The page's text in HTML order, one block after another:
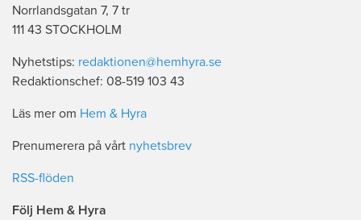
Norrlandsgatan 7, 7 tr
111 43 STOCKHOLM
Nyhetstips: redaktionen@hemhyra.se
Redaktionschef: 08-519 103 43
Läs mer om Hem & Hyra
Prenumerera på vårt nyhetsbrev
RSS-flöden
Följ Hem & Hyra